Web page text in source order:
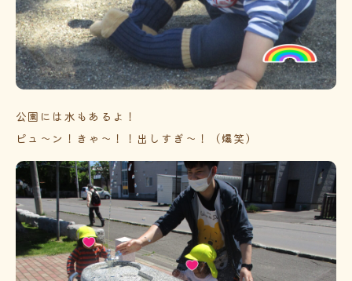
公園には水もあるよ！
ピュ～ン！きゃ～！！出しすぎ～！（爆笑）